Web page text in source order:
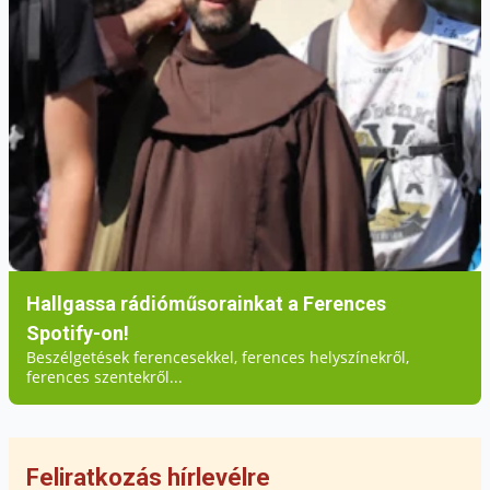
koordinálásában vállal meghatározó szerepet.
A teremtésvédelem elkötelezett
képviselőjeként a ferences értékek gyakorlati
megvalósításán dolgozik az iskola
mindennapjaiban. A díjat Berhidai Piusz OFM
tartományfőnök adta át.
Hallgassa rádióműsorainkat a Ferences
Spotify-on!
Beszélgetések ferencesekkel, ferences helyszínekről,
ferences szentekről...
Feliratkozás hírlevélre